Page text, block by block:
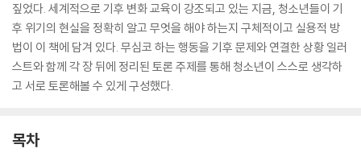
짚었다. 세계적으로 기후 변화 교육이 강조되고 있는 지금, 청소년들이 기
후 위기의 현실을 정확히 알고 무엇을 해야 하는지 구체적이고 실용적 방
법이 이 책에 담겨 있다. 무심코 하는 행동을 기후 문제와 연결한 상황 일러
스트와 함께 각 장 뒤에 정리된 토론 주제를 통해 청소년이 스스로 생각하
고 서로 토론해볼 수 있게 구성했다.
목차